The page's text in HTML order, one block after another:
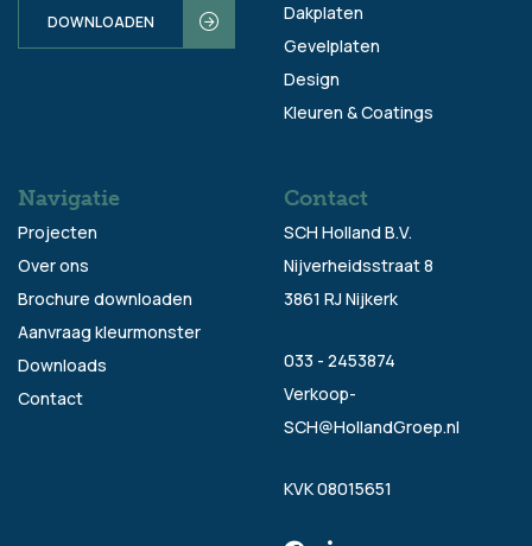
DOWNLOADEN
Dakplaten
Gevelplaten
Design
Kleuren & Coatings
Navigatie
Projecten
Over ons
Brochure downloaden
Aanvraag kleurmonster
Downloads
Contact
Contact
SCH Holland B.V.
Nijverheidsstraat 8
3861 RJ Nijkerk
033 - 2453874
Verkoop-
SCH@HollandGroep.nl
KVK 08015651